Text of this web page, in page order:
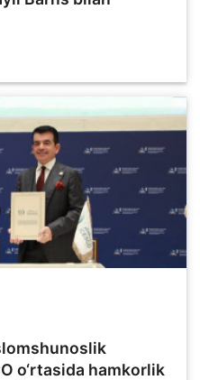
o‘rtasida hamkorlik